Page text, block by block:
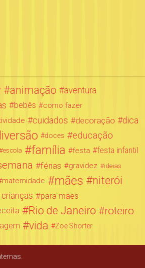
animação aventura
bebês como fazer
cuidados decoração dica
doces educação
escola família festa festa infantil
férias gravidez ideias
maternidade mães niterói
crianças para mães
Rio de Janeiro roteiro
vida Zoe Shorter